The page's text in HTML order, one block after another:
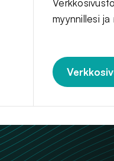
myynnillesi ja